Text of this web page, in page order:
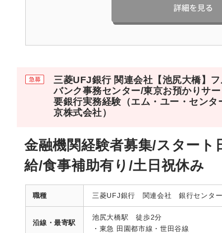
三菱UFJ銀行 関連会社【池尻大橋】
バンク事務センター/東京お預かりサ
要銀行実務経験（エム・ユー・センタ
京株式会社）
金融機関経験者募集/スタート
給/食事補助有り/土日祝休み
職種 三菱UFJ銀行 関連会社 銀行センタ
沿線・最寄駅
池尻大橋駅 徒歩2分
・東急 田園都市線・世田谷線